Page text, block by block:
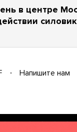
в центре
Напишите нам